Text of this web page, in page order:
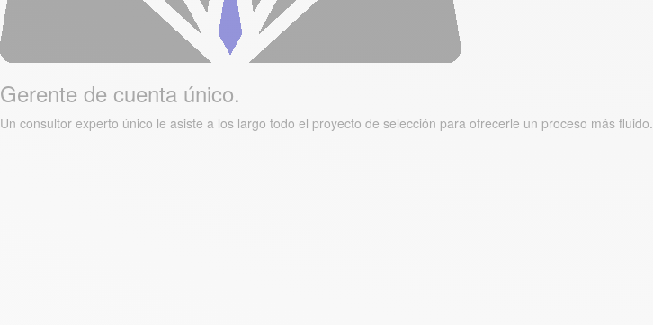
Gerente de cuenta único.
Un consultor experto único le asiste a los largo todo el proyecto de selección para ofrecerle un proceso más fluido.